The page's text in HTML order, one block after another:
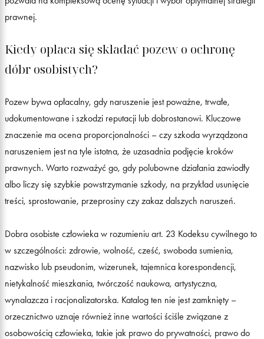
prawnej.
Kiedy opłaca się składać pozew o ochronę
dóbr osobistych?
Pozew bywa opłacalny, gdy naruszenie jest poważne, trwałe,
udokumentowane i szkodzi reputacji lub dobrostanowi. Kluczowe
znaczenie ma ocena proporcjonalności – czy szkoda wyrządzona
naruszeniem jest na tyle istotna, że uzasadnia podjęcie kroków
prawnych. Warto rozważyć go, gdy polubowne działania zawiodły
albo liczy się szybkie powstrzymanie szkody, na przykład usunięcie
treści, sprostowanie, przeprosiny czy zakaz dalszych naruszeń.
Dobra osobiste człowieka w rozumieniu art. 23 Kodeksu cywilnego to
w szczególności: zdrowie, wolność, cześć, swoboda sumienia,
nazwisko lub pseudonim, wizerunek, tajemnica korespondencji,
nietykalność mieszkania, twórczość naukowa, artystyczna,
wynalazcza i racjonalizatorska. Katalog ten nie jest zamknięty –
orzecznictwo uznaje również inne wartości ściśle związane z
osobowością człowieka, takie jak prawo do prywatności, prawo do